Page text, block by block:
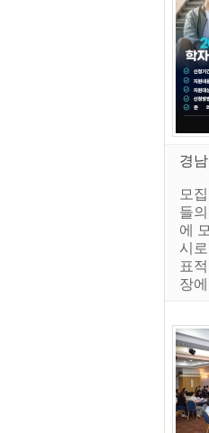
경
모
들
에
시
표
장